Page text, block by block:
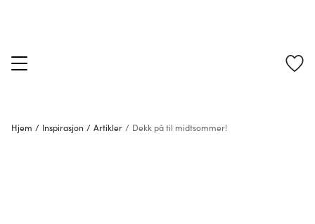
Hjem / Inspirasjon / Artikler / Dekk på til midtsommer!